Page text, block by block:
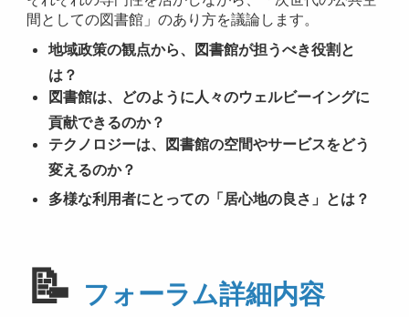
間としての図書館」のあり方を議論します。
地域政策の観点から、図書館が担うべき役割と
は？
図書館は、どのように人々のウェルビーイングに
貢献できるのか？
テクノロジーは、図書館の空間やサービスをどう
変えるのか？
多様な利用者にとっての「居心地の良さ」とは？
📝 フォーラム詳細内容